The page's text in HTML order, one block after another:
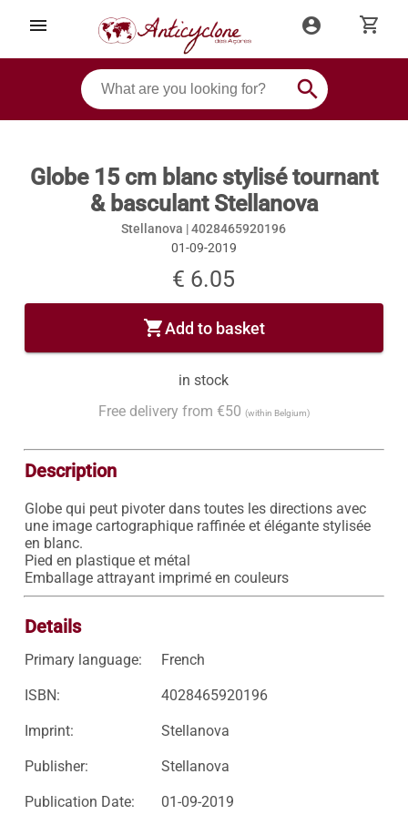
menu account_circle shopping_cart
search
Globe 15 cm blanc stylisé tournant
& basculant Stellanova
Stellanova |4028465920196
01-09-2019
€ 6.05
shopping_cartAdd to basket
in stock
Free delivery from €50 (within Belgium)
Description
Globe qui peut pivoter dans toutes les directions avec
une image cartographique raffinée et élégante stylisée
en blanc.
Pied en plastique et métal
Emballage attrayant imprimé en couleurs
Details
Primary language: French
ISBN: 4028465920196
Imprint: Stellanova
Publisher: Stellanova
Publication Date: 01-09-2019